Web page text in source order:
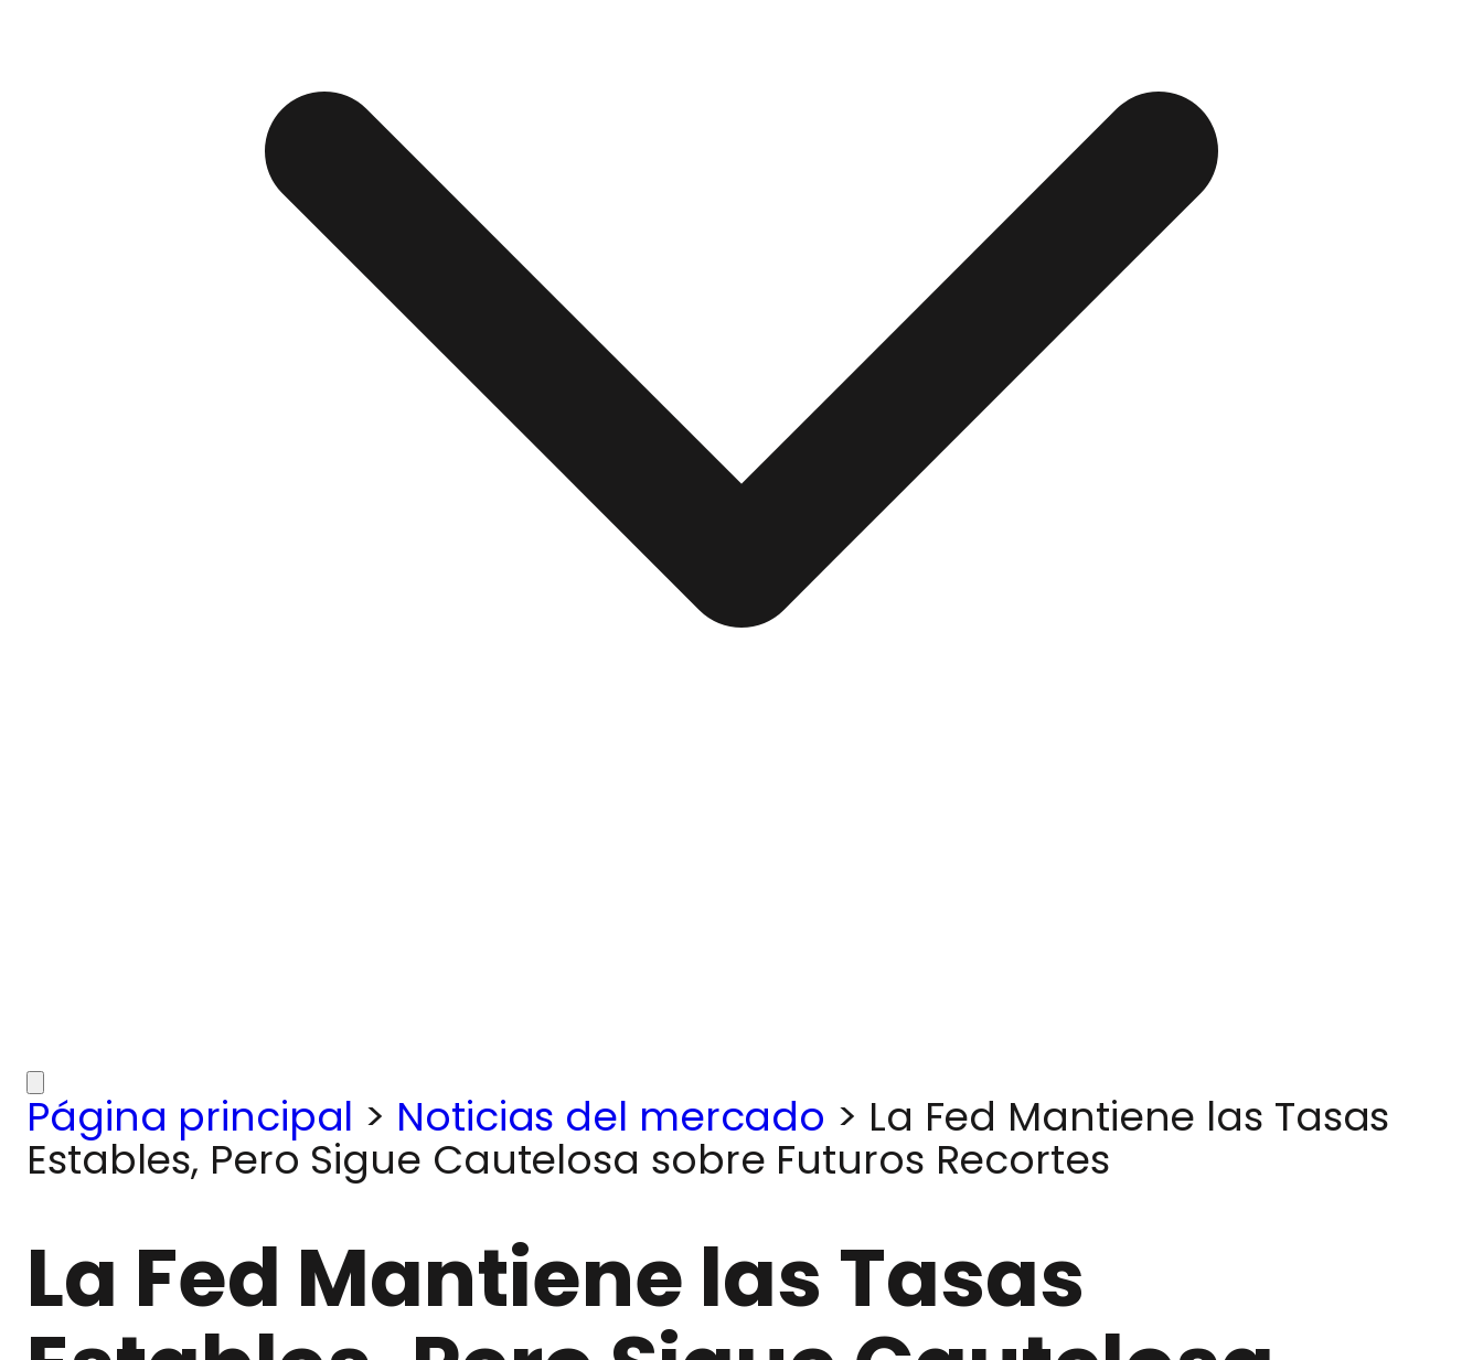
Página principal > Noticias del mercado > La Fed Mantiene las Tasas
Estables, Pero Sigue Cautelosa sobre Futuros Recortes
La Fed Mantiene las Tasas